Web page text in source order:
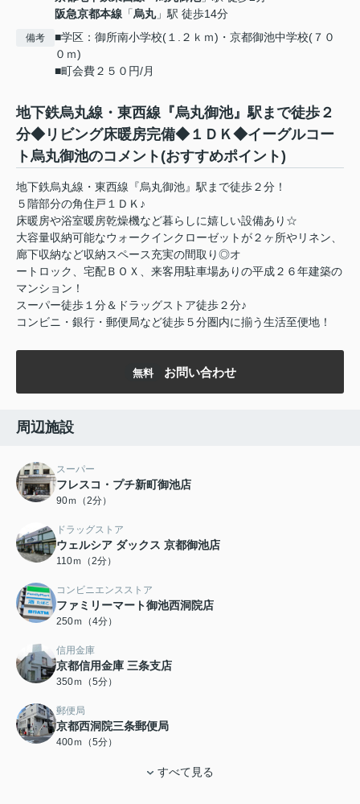
阪急京都本線 「烏丸」駅 徒歩14分
備考
■学区：御所南小学校(１.２ｋｍ)・京都御池中学校(７０
０ｍ)
■町会費２５０円/月
地下鉄烏丸線・東西線『烏丸御池』駅まで徒歩２
分◆リビング床暖房完備◆１ＤＫ◆イーグルコー
ト烏丸御池のコメント(おすすめポイント)
地下鉄烏丸線・東西線『烏丸御池』駅まで徒歩２分！
５階部分の角住戸１ＤＫ♪
床暖房や浴室暖房乾燥機など暮らしに嬉しい設備あり☆
大容量収納可能なウォークインクローゼットが２ヶ所やリネン、
廊下収納など収納スペース充実の間取り◎オ
ートロック、宅配ＢＯＸ、来客用駐車場ありの平成２６年建築の
マンション！
スーパー徒歩１分＆ドラッグストア徒歩２分♪
コンビニ・銀行・郵便局など徒歩５分圏内に揃う生活至便地！
無料 お問い合わせ
周辺施設
スーパー
フレスコ・プチ新町御池店
90ｍ（2分）
ドラッグストア
ウェルシア ダックス 京都御池店
110ｍ（2分）
コンビニエンスストア
ファミリーマート御池西洞院店
250ｍ（4分）
信用金庫
京都信用金庫 三条支店
350ｍ（5分）
郵便局
京都西洞院三条郵便局
400ｍ（5分）
すべて見る